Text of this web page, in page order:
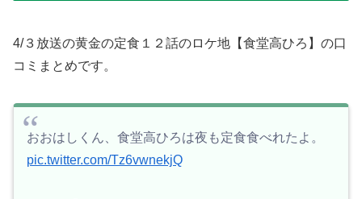
4/３放送の黄金の定食１２話のロケ地【食堂高ひろ】の口
コミまとめです。
おおはしくん、食堂高ひろは夜も定食食べれたよ。
pic.twitter.com/Tz6vwnekjQ